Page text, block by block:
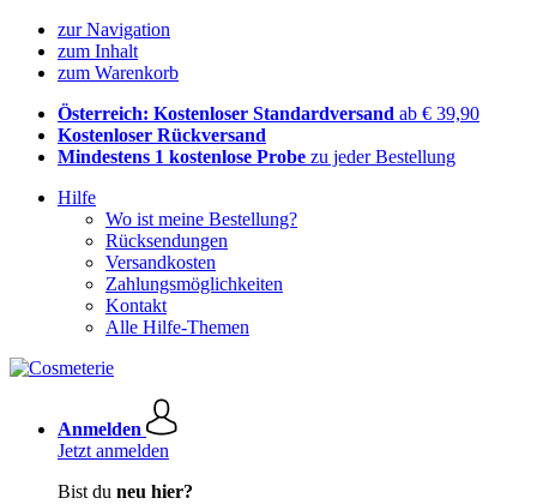
zur Navigation
zum Inhalt
zum Warenkorb
Österreich: Kostenloser Standardversand ab € 39,90
Kostenloser Rückversand
Mindestens 1 kostenlose Probe zu jeder Bestellung
Hilfe
Wo ist meine Bestellung?
Rücksendungen
Versandkosten
Zahlungsmöglichkeiten
Kontakt
Alle Hilfe-Themen
Anmelden
Jetzt anmelden
Bist du neu hier?